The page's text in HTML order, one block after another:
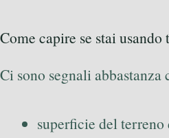
Come capire se stai
Ci sono segnali abbastanza
superficie del terreno